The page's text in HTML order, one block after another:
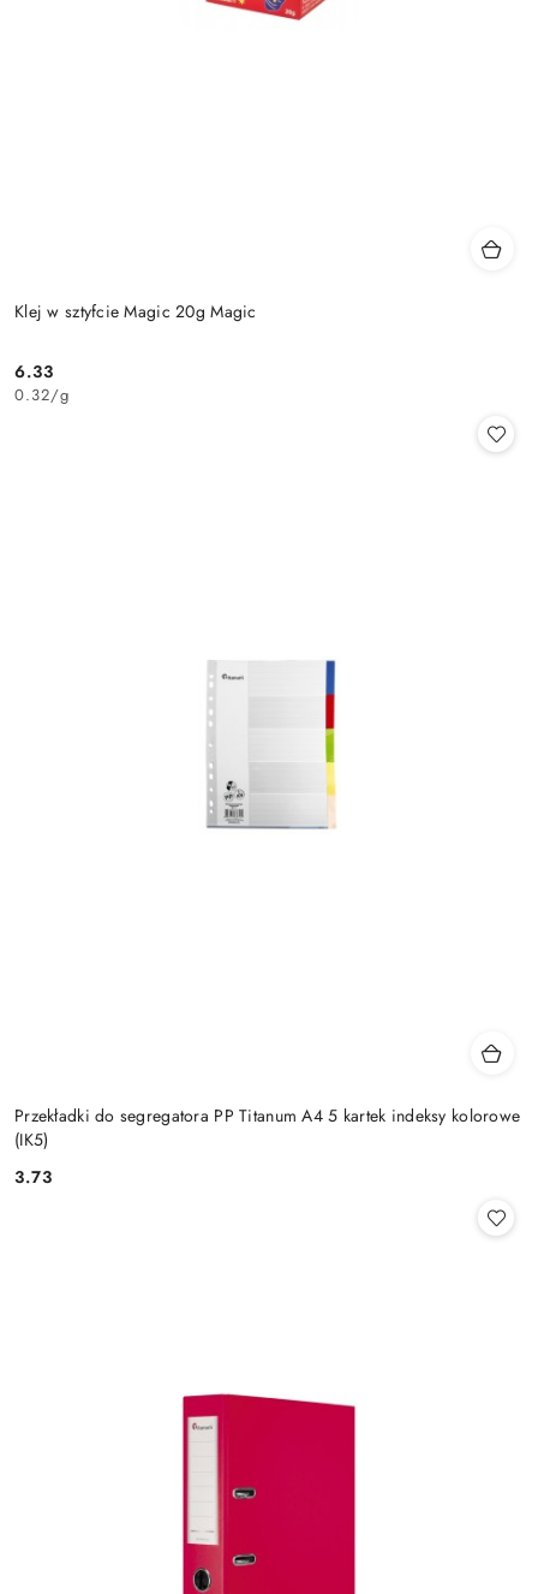
Klej w sztyfcie Magic 20g Magic
Cena:
6.33
0.32/g
Przekładki do segregatora PP Titanum A4 5 kartek indeksy kolorowe
(IK5)
Cena:
3.73